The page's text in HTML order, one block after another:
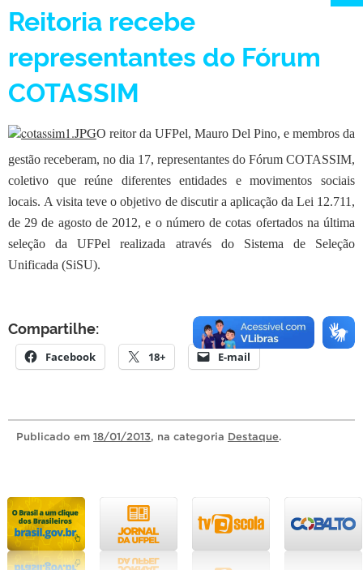
Reitoria recebe
representantes do Fórum
COTASSIM
O reitor da UFPel, Mauro Del Pino, e membros da
gestão receberam, no dia 17, representantes do Fórum COTASSIM,
coletivo que reúne diferentes entidades e movimentos sociais
locais. A visita teve o objetivo de discutir a aplicação da Lei 12.711,
de 29 de agosto de 2012, e o número de cotas ofertados na última
seleção da UFPel realizada através do Sistema de Seleção
Unificada (SiSU).
Compartilhe:
Facebook 18+ E-mail
Publicado em 18/01/2013, na categoria Destaque.